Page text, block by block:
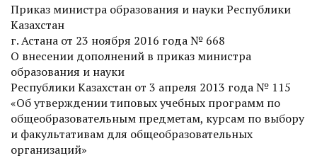
Приказ министра образования и науки Респуб­лики
Казахстан
г. Астана от 23 ноября 2016 года № 668
О внесении дополнений в приказ министра
образования и науки
Респуб­лики Казахстан от 3 апреля 2013 года № 115
«Об утверждении типовых учебных программ по
общеобразовательным предметам, курсам по выбору
и факультативам для общеобразовательных
организаций»